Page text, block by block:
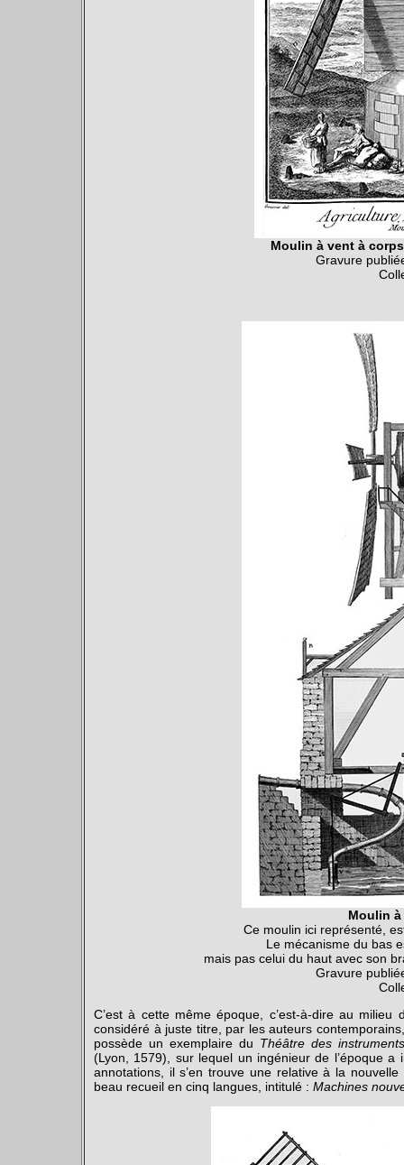
Moulin à vent à
Gravure
Moulin
Ce moulin ici représenté,
Le mécanisme du bas
mais pas celui du haut avec son
Gravure
C’est à cette même époque, c’est-à-dire au
considéré à juste titre, par les auteurs
possède un exemplaire du Théâtre des
(Lyon, 1579), sur lequel un ingénieur de l’époque
annotations, il s’en trouve une relative à la
beau recueil en cinq langues, intitulé : Machines